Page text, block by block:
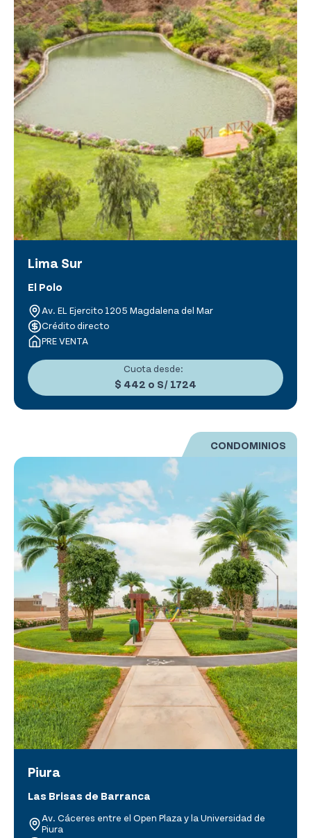
Lima Sur
El Polo
Av. EL Ejercito 1205 Magdalena del Mar
Crédito directo
PRE VENTA
Cuota desde:
$ 442 o S/ 1724
CONDOMINIOS
Piura
Las Brisas de Barranca
Av. Cáceres entre el Open Plaza y la Universidad de
Piura